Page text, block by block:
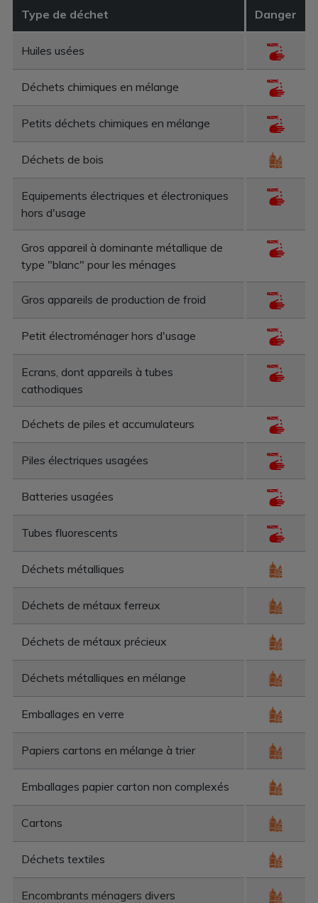
Type de déchet Danger
Huiles usées
Déchets chimiques en mélange
Petits déchets chimiques en mélange
Déchets de bois
Equipements électriques et électroniques
hors d'usage
Gros appareil à dominante métallique de
type "blanc" pour les ménages
Gros appareils de production de froid
Petit électroménager hors d'usage
Ecrans, dont appareils à tubes
cathodiques
Déchets de piles et accumulateurs
Piles électriques usagées
Batteries usagées
Tubes fluorescents
Déchets métalliques
Déchets de métaux ferreux
Déchets de métaux précieux
Déchets métalliques en mélange
Emballages en verre
Papiers cartons en mélange à trier
Emballages papier carton non complexés
Cartons
Déchets textiles
Encombrants ménagers divers